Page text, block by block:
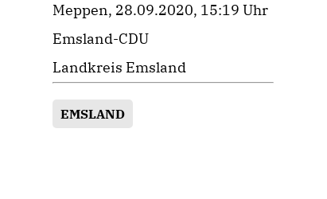
Meppen, 28.09.2020, 15:19 Uhr
Emsland-CDU
Landkreis Emsland
EMSLAND